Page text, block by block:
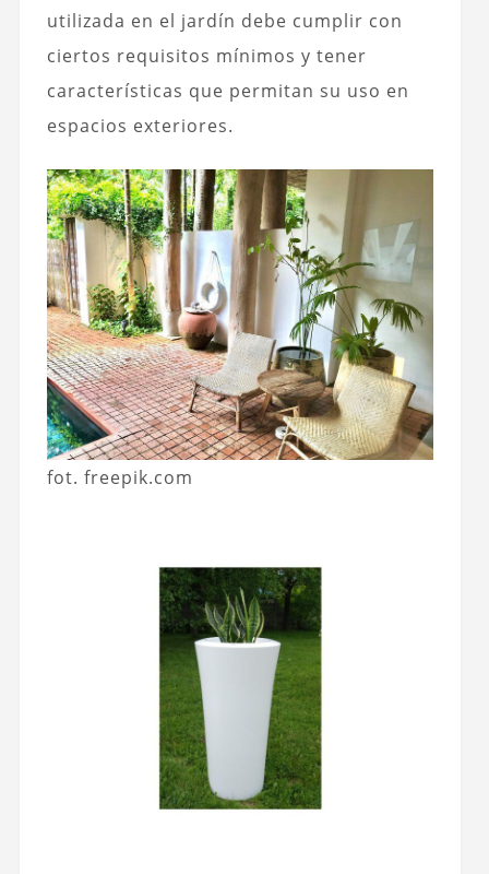
utilizada en el jardín debe cumplir con
ciertos requisitos mínimos y tener
características que permitan su uso en
espacios exteriores.
fot. freepik.com